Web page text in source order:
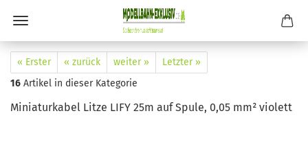
« Erster « zurück weiter »
Letzter »
16 Artikel in dieser Kategorie
Miniaturkabel Litze LIFY 25m auf Spule, 0,05 mm² violett